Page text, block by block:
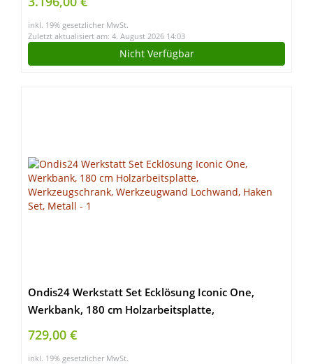
inkl. 19% gesetzlicher MwSt.
Zuletzt aktualisiert am: 4. August 2026 14:03
Nicht Verfügbar
Ondis24 Werkstatt Set Ecklösung Iconic One,
Werkbank, 180 cm Holzarbeitsplatte,
Werkzeugschrank, Werkzeugwand Lochwand,
Haken Set, Metall
729,00 €
inkl. 19% gesetzlicher MwSt.